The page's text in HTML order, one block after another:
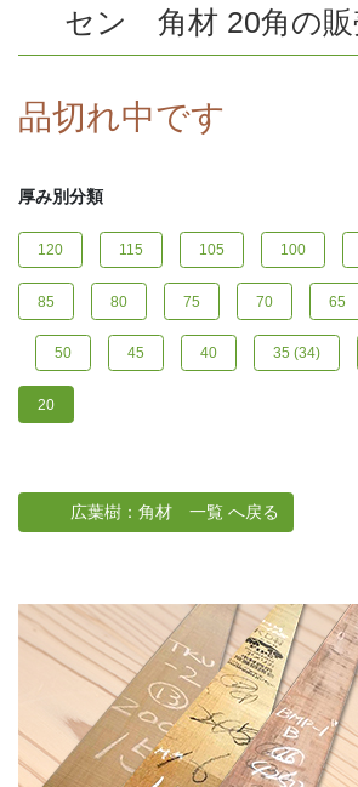
セン 角材 20角の販
品切れ中です
厚み別分類
120 115 105 100
85 80 75 70 65
50 45 40 35 (34)
20
広葉樹：角材 一覧 へ戻る